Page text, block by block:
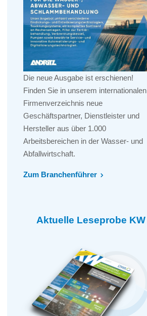
Die neue Ausgabe ist erschienen!
Finden Sie in unserem internationalen
Firmenverzeichnis neue
Geschäftspartner, Dienstleister und
Hersteller aus über 1.000
Arbeitsbereichen in der Wasser- und
Abfallwirtschaft.
Zum Branchenführer
Aktuelle Leseprobe KW